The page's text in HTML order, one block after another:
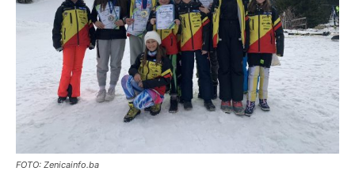
FOTO: Zenicainfo.ba